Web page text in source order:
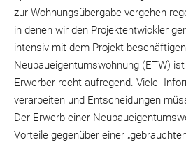
zur Wohnungsübergabe vergehen
in denen wir den Projektentwickler
intensiv mit dem Projekt
Neubaueigentumswohnung (ETW)
Erwerber recht aufregend. Viele
verarbeiten und Entscheidungen
Der Erwerb einer
Vorteile gegenüber einer